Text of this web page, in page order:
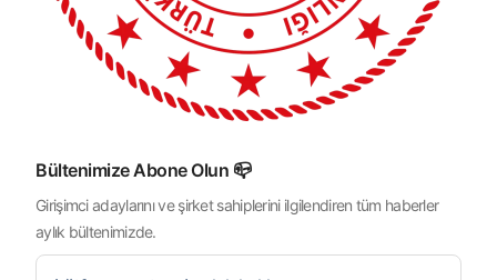
Bültenimize Abone Olun 📪
Girişimci adaylarını ve şirket sahiplerini ilgilendiren tüm haberler
aylık bültenimizde.